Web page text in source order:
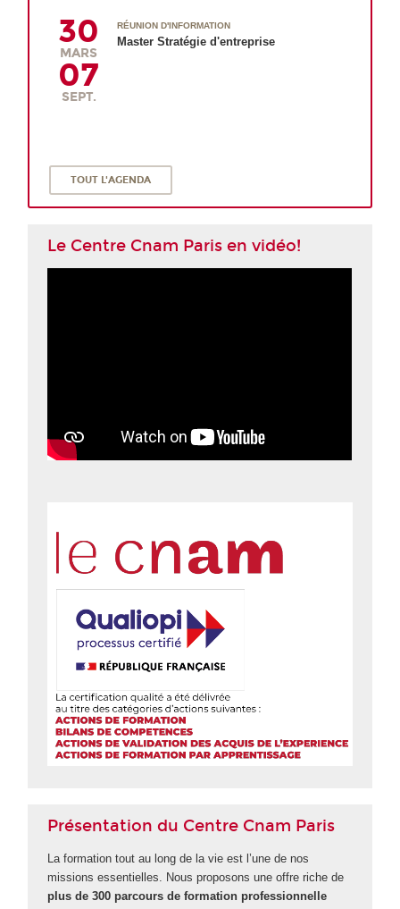
30
MARS
07
SEPT.
RÉUNION D'INFORMATION
Master Stratégie d'entreprise
TOUT L'AGENDA
Le Centre Cnam Paris en vidéo!
Présentation du Centre Cnam Paris
La formation tout au long de la vie est l’une de nos
missions essentielles. Nous proposons une offre riche de
plus de 300 parcours de formation professionnelle